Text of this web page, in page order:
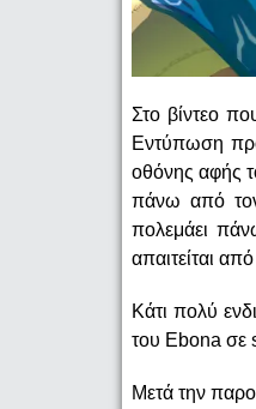
Στο βίντεο
Εντύπωση
οθόνης αφής
πάνω από
πολεμάει
απαιτείται
Κάτι πολύ
του Ebona σε
Μετά την